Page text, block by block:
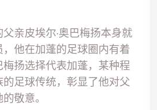
亲皮埃尔·奥巴梅扬本身就
他在加蓬的足球圈内有着
扬选择代表加蓬，某种程
足球传统，彰显了他对父
敬意。